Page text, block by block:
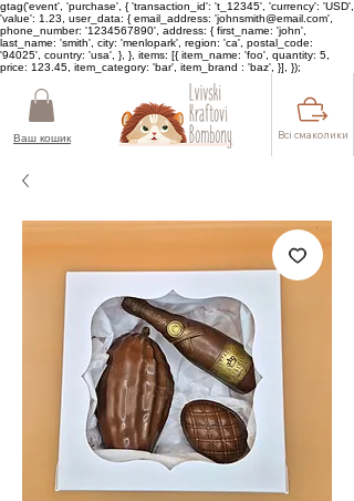
gtag('event', 'purchase', { 'transaction_id': 't_12345', 'currency': 'USD',
'value': 1.23, user_data: { email_address: 'johnsmith@email.com',
phone_number: '1234567890', address: { first_name: 'john',
last_name: 'smith', city: 'menlopark', region: 'ca', postal_code:
'94025', country: 'usa', }, }, items: [{ item_name: 'foo', quantity: 5,
price: 123.45, item_category: 'bar', item_brand : 'baz', }], });
Ваш кошик Всі смаколики